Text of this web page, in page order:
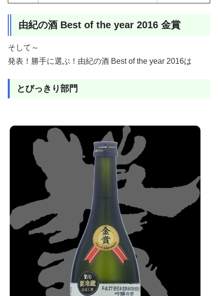
由紀の酒 Best of the year 2016 金賞
そして～
発表！勝手に選ぶ！由紀の酒 Best of the year 2016は
とびっきり部門